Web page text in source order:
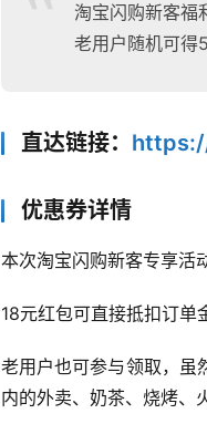
淘宝闪购新客福
老用户随机可得
直达链接：
优惠券详情
本次淘宝闪购新客专享活
18元红包可直接抵扣订单
老用户也可参与领取，虽
内的外卖、奶茶、烧烤、